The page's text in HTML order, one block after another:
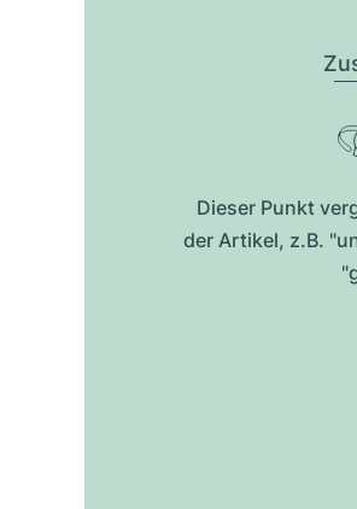
Dieser Punkt
der Artikel, z.B.